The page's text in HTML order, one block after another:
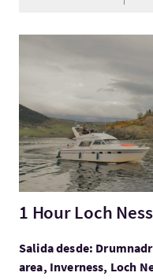
1 Hour Loch
Salida desde:
area, Inverness, Loch